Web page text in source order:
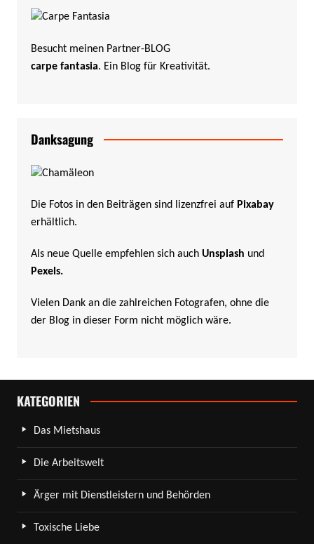
Besucht meinen Partner-BLOG
carpe fantasia. Ein Blog für Kreativität.
Danksagung
Die Fotos in den Beiträgen sind lizenzfrei auf Pixabay
erhältlich.
Als neue Quelle empfehlen sich auch Unsplash und
Pexels.
Vielen Dank an die zahlreichen Fotografen, ohne die
der Blog in dieser Form nicht möglich wäre.
KATEGORIEN
Das Mietshaus
Die Arbeitswelt
Ärger mit Dienstleistern und Behörden
Toxische Liebe